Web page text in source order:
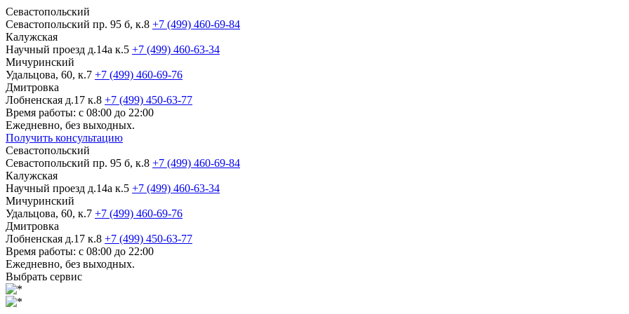
Севастопольский
Севастопольский пр. 95 б, к.8 +7 (499) 460-69-84
Калужская
Научный проезд д.14а к.5 +7 (499) 460-63-34
Мичуринский
Удальцова, 60, к.7 +7 (499) 460-69-76
Дмитровка
Лобненская д.17 к.8 +7 (499) 450-63-77
Время работы: с 08:00 до 22:00
Ежедневно, без выходных.
Получить консультацию
Севастопольский
Севастопольский пр. 95 б, к.8 +7 (499) 460-69-84
Калужская
Научный проезд д.14а к.5 +7 (499) 460-63-34
Мичуринский
Удальцова, 60, к.7 +7 (499) 460-69-76
Дмитровка
Лобненская д.17 к.8 +7 (499) 450-63-77
Время работы: с 08:00 до 22:00
Ежедневно, без выходных.
Выбрать сервис